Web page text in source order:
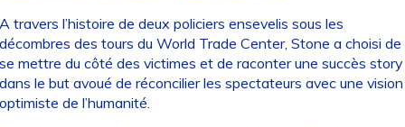
travers l’histoire de deux policiers ensevelis sous les
des tours du World Trade Center, Stone a choisi de
mettre du côté des victimes et de raconter une succès story
le but avoué de réconcilier les spectateurs avec une vision
de l’humanité.